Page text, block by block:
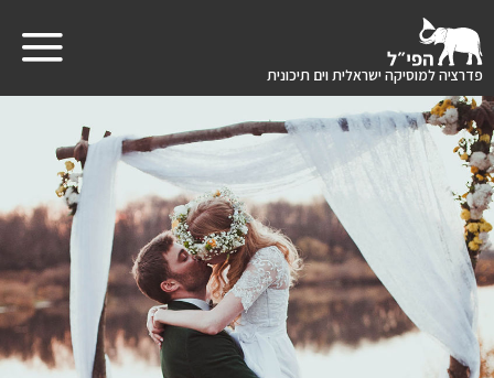
דלגו
לתוכן
פדרציה למוסיקה ישראלית וים תיכונית
תפריט
ביטול
מצגת
וצפיה
בכל
השקופיות